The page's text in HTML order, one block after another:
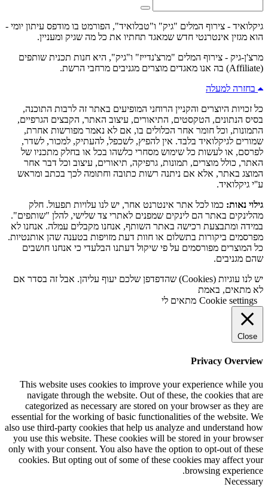
גיקלואיד - צירוף המלים "גיק" ו"טבלואיד", הפורמט בו מודפס עיתון יומי -
הוא מגזין אינטרנטי חדש שמאגד תחתיו את כל מה שגיק ומעניין.
מרצ'ן-גיק - צירוף המלים "מרצ'נדייז" ו"גיק", היא חנות תכנית שותפים
(Affiliate) בה אנו מאגדים מוצרים מגניבים מרחבי הרשת.
בחזרה למעלה
כל זכויות היוצרים והקניין הרוחני המופיעים באתר זה לרבות התוכנה,
בסיס הנתונים, הטקסטים, התיאורים, עיצוב האתר, הקבצים הגרפיים,
התמונות, וכל חומר אחר הכלולים בו, אם לא נאמר מפורשות אחרת,
שמורים לגיקלואיד בלבד. אין להפיץ, לשכפל, להעתיק, למכור, לשדר,
לפרסם, או לעשות כל שימוש מסחרי כלשהו בכל או בחלק מתכניו של
האתר, כולל מוצרים, תמונות, גרפיקה, תיאורים, עיצוב וכל דבר אחר
המוצג באתר, אלא אם ניתנה רשות כתובה וחתומה לכך בכתב ומראש
ע''י גיקלואיד.
גילוי נאות: כמו לכל אתר אינטרנט אחר, יש לנו עלויות תפעול. חלק
מהלינקים באתר הם לינקים שמפנים לאתרי צד שלישי, להלן "שותפים".
במידה ומתבצעת רכישה באתר השותף, אנחנו מקבלים עמלה. אנחנו לא
מפרסמים ביקורות בתשלום או חוות דעת מזויפות בטענה שהן אותנטיות.
כל המוצרים מפורסמים על פי שיקול דעתנו הבלעדי כי אנחנו חושבים
שהם מגניבים.
יש לנו עוגיות (Cookies) שהדפדפן שלכם יעוף עליהן. אבל זה בסדר אם
לא מתאים, באמת
Cookie settings מתאים לי
Close
Privacy Overview
This website uses cookies to improve your experience while you
navigate through the website. Out of these, the cookies that are
categorized as necessary are stored on your browser as they are
essential for the working of basic functionalities of the website. We
also use third-party cookies that help us analyze and understand how
you use this website. These cookies will be stored in your browser
only with your consent. You also have the option to opt-out of these
cookies. But opting out of some of these cookies may affect your
browsing experience.
Necessary